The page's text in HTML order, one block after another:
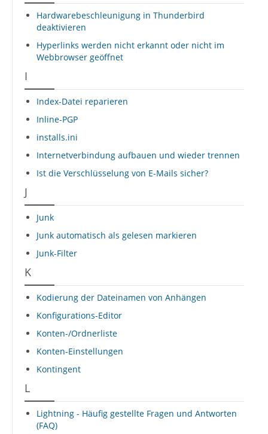
Hardwarebeschleunigung in Thunderbird
deaktivieren
Hyperlinks werden nicht erkannt oder nicht im
Webbrowser geöffnet
I
Index-Datei reparieren
Inline-PGP
installs.ini
Internetverbindung aufbauen und wieder trennen
Ist die Verschlüsselung von E-Mails sicher?
J
Junk
Junk automatisch als gelesen markieren
Junk-Filter
K
Kodierung der Dateinamen von Anhängen
Konfigurations-Editor
Konten-/Ordnerliste
Konten-Einstellungen
Kontingent
L
Lightning - Häufig gestellte Fragen und Antworten
(FAQ)